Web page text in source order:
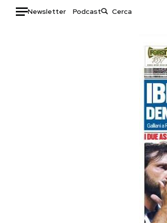
Newsletter Podcast
Consumismi
Storie/Idee
Ok Boomer!
Europa
Altrecose
Mondiali